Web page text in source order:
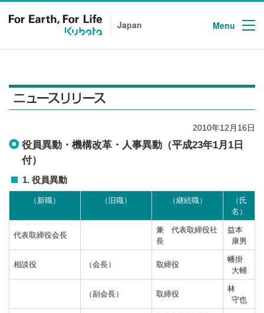
Japan Menu
2010年12月16日
役員異動・機構改革・人事異動（平成23年1月1日
付）
1. 役員異動
（新職） （旧職） （継続職）
（氏
名）
代表取締役会長
兼 代表取締役社
長
益本
康男
相談役 （会長） 取締役
幡掛
大輔
（副会長） 取締役
林
守也